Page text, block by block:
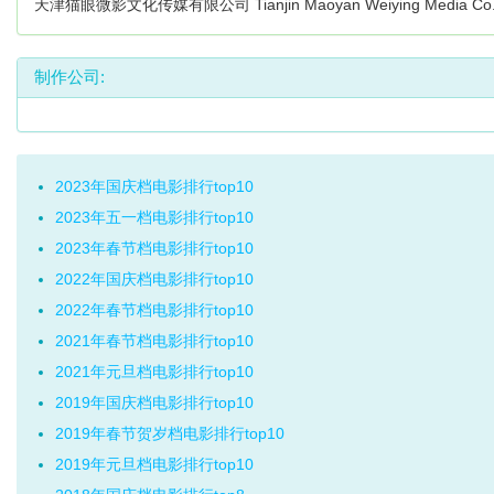
天津猫眼微影文化传媒有限公司 Tianjin Maoyan Weiying Media
制作公司:
2023年国庆档电影排行top10
2023年五一档电影排行top10
2023年春节档电影排行top10
2022年国庆档电影排行top10
2022年春节档电影排行top10
2021年春节档电影排行top10
2021年元旦档电影排行top10
2019年国庆档电影排行top10
2019年春节贺岁档电影排行top10
2019年元旦档电影排行top10